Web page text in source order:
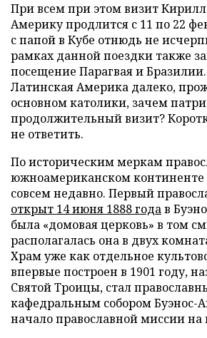
При всем при этом визит
Америку продлится с 11 по 22
с папой в Кубе отнюдь не
рамках данной поездки также
посещение Парагвая и
Латинская Америка далеко,
основном католики, зачем
продолжительный визит?
не ответить.
По историческим меркам
южноамериканском континенте
совсем недавно. Первый
открыт 14 июня 1888 годав
была «домовая церковь» в том
располагалась она в двух
Храм уже как отдельное
впервые построен в 1901 году,
Святой Троицы, стал
кафедральным собором Буэнос-
начало православной миссии на